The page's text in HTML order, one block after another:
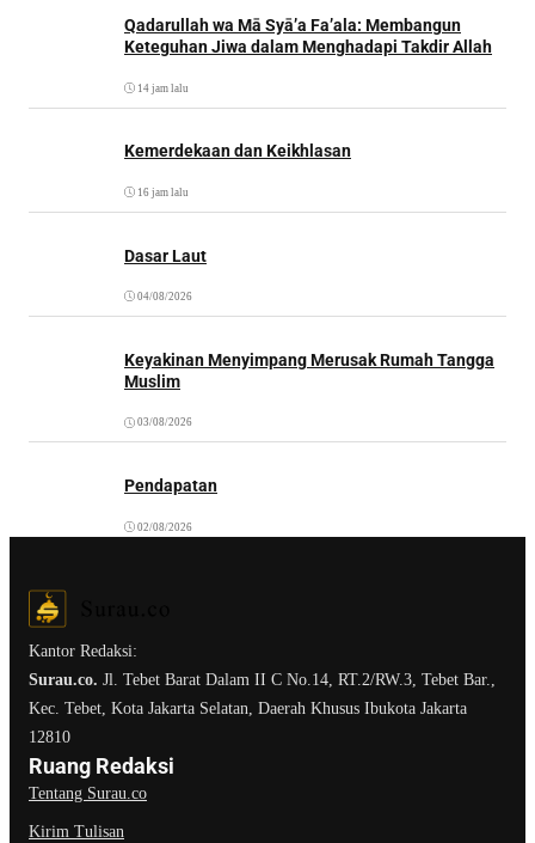
Qadarullah wa Mā Syā’a Fa’ala: Membangun
Keteguhan Jiwa dalam Menghadapi Takdir Allah
14 jam lalu
Kemerdekaan dan Keikhlasan
16 jam lalu
Dasar Laut
04/08/2026
Keyakinan Menyimpang Merusak Rumah Tangga
Muslim
03/08/2026
Pendapatan
02/08/2026
Kantor Redaksi:
Surau.co. Jl. Tebet Barat Dalam II C No.14, RT.2/RW.3, Tebet Bar.,
Kec. Tebet, Kota Jakarta Selatan, Daerah Khusus Ibukota Jakarta
12810
Ruang Redaksi
Tentang Surau.co
Kirim Tulisan